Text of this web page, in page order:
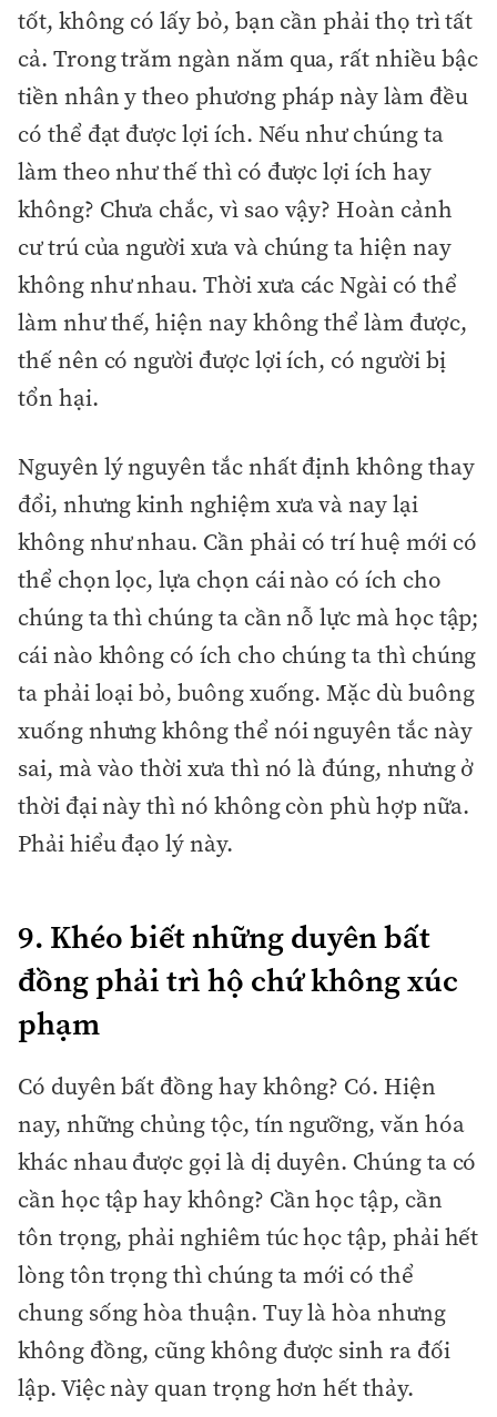
tốt, không có lấy bỏ, bạn cần phải thọ trì tất
cả. Trong trăm ngàn năm qua, rất nhiều bậc
tiền nhân y theo phương pháp này làm đều
có thể đạt được lợi ích. Nếu như chúng ta
làm theo như thế thì có được lợi ích hay
không? Chưa chắc, vì sao vậy? Hoàn cảnh
cư trú của người xưa và chúng ta hiện nay
không như nhau. Thời xưa các Ngài có thể
làm như thế, hiện nay không thể làm được,
thế nên có người được lợi ích, có người bị
tổn hại.
Nguyên lý nguyên tắc nhất định không thay
đổi, nhưng kinh nghiệm xưa và nay lại
không như nhau. Cần phải có trí huệ mới có
thể chọn lọc, lựa chọn cái nào có ích cho
chúng ta thì chúng ta cần nỗ lực mà học tập;
cái nào không có ích cho chúng ta thì chúng
ta phải loại bỏ, buông xuống. Mặc dù buông
xuống nhưng không thể nói nguyên tắc này
sai, mà vào thời xưa thì nó là đúng, nhưng ở
thời đại này thì nó không còn phù hợp nữa.
Phải hiểu đạo lý này.
9. Khéo biết những duyên bất
đồng phải trì hộ chứ không xúc
phạm
Có duyên bất đồng hay không? Có. Hiện
nay, những chủng tộc, tín ngưỡng, văn hóa
khác nhau được gọi là dị duyên. Chúng ta có
cần học tập hay không? Cần học tập, cần
tôn trọng, phải nghiêm túc học tập, phải hết
lòng tôn trọng thì chúng ta mới có thể
chung sống hòa thuận. Tuy là hòa nhưng
không đồng, cũng không được sinh ra đối
lập. Việc này quan trọng hơn hết thảy.